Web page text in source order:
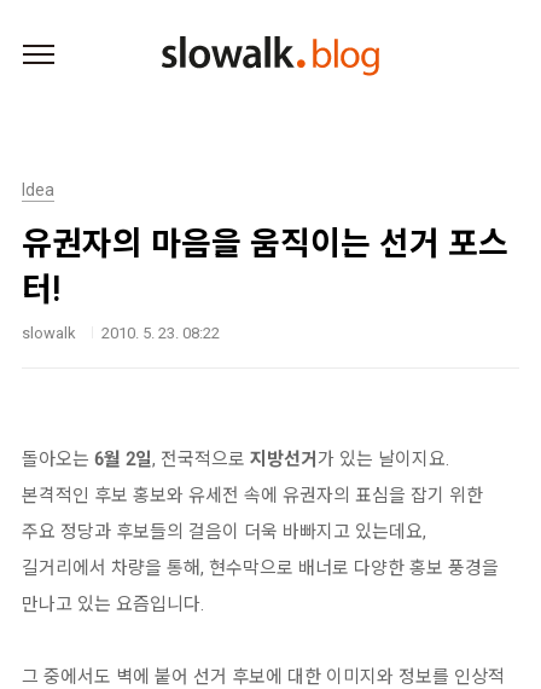
Idea
유권자의 마음을 움직이는 선거 포스
터!
slowalk 2010. 5. 23. 08:22
돌아오는 6월 2일, 전국적으로 지방선거 가 있는 날이지요.
본격적인 후보 홍보와 유세전 속에 유권자의 표심을 잡기 위한
주요 정당과 후보들의 걸음이 더욱 바빠지고 있는데요,
길거리에서 차량을 통해, 현수막으로 배너로 다양한 홍보 풍경을
만나고 있는 요즘입니다.
그 중에서도 벽에 붙어 선거 후보에 대한 이미지와 정보를 인상적